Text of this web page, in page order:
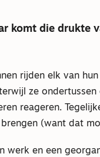
komt die drukte
rijden elk van
ze ondertussen
reageren.
(want dat
werk en een